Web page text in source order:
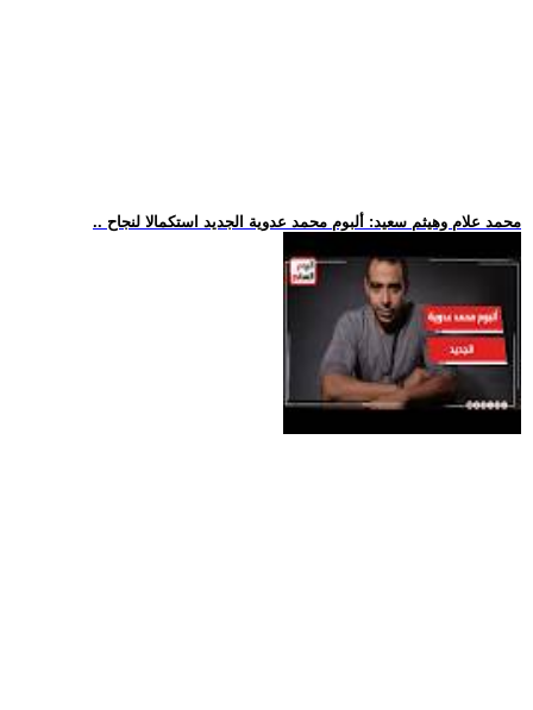
.. محمد علام وهيثم سعيد: ألبوم محمد عدوية الجديد استكمالا لنجاح